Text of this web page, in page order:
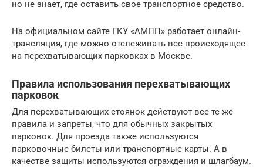
но не знает, где оставить свое транспортное средство.
На официальном сайте ГКУ «АМПП» работает онлайн-
трансляция, где можно отслеживать все происходящее
на перехватывающих парковках в Москве.
Правила использования перехватывающих
парковок
Для перехватывающих стоянок действуют все те же
правила и запреты, что для обычных закрытых
парковок. Для проезда также используются
парковочные билеты или транспортные карты. А в
качестве защиты используются ограждения и шлагбаум.